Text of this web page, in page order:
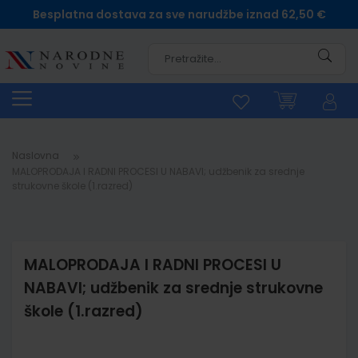
Besplatna dostava za sve narudžbe iznad 62,50 €
Naslovna
MALOPRODAJA I RADNI PROCESI U
NABAVI; udžbenik za srednje strukovne
škole (1.razred)